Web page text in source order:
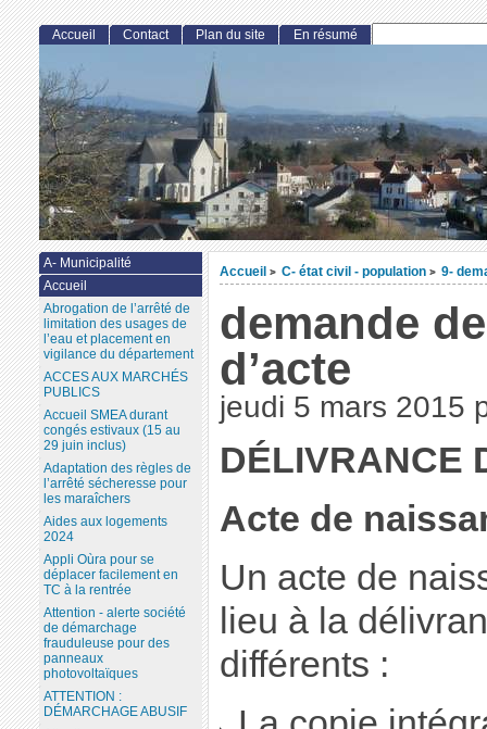
Accueil > C- état civil - population > 9-
demande
d’acte
jeudi 5 mars 2015
DÉLIVRANCE
Acte de
Un acte de
lieu à la
différents :
Accueil Contact Plan du site En résumé
A- Municipalité
Accueil
Abrogation de l’arrêté de
limitation des usages de
l’eau et placement en
vigilance du département
ACCES AUX MARCHÉS
PUBLICS
Accueil SMEA durant
congés estivaux (15 au
29 juin inclus)
Adaptation des règles de
l’arrêté sécheresse pour
les maraîchers
Aides aux logements
2024
Appli Oùra pour se
déplacer facilement en
TC à la rentrée
Attention - alerte société
de démarchage
frauduleuse pour des
panneaux
photovoltaïques
ATTENTION :
DÉMARCHAGE ABUSIF